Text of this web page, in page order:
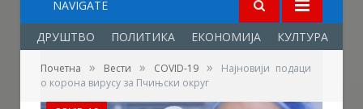
NAVIGATE
ДРУШТВО ПОЛИТИКА ЕКОНОМИЈА КУЛТУРА
Почетна » Вести » COVID-19 »
Најновији подаци
о корона вирусу за Пчињски округ